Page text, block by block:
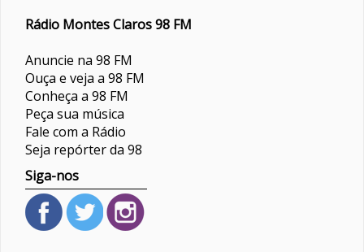
Rádio Montes Claros 98 FM
Anuncie na 98 FM
Ouça e veja a 98 FM
Conheça a 98 FM
Peça sua música
Fale com a Rádio
Seja repórter da 98
Siga-nos